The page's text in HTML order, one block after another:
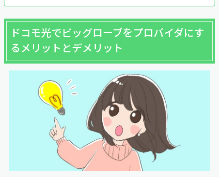
ドコモ光でビッグローブをプロバイダにす
るメリットとデメリット